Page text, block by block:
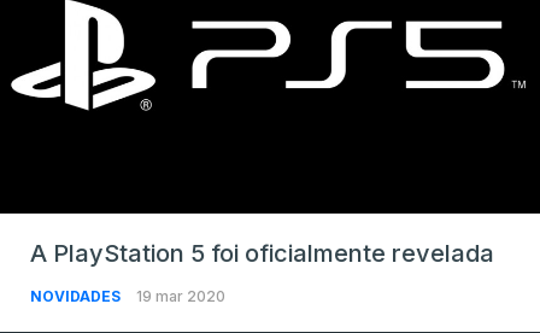
A PlayStation 5 foi oficialmente revelada
NOVIDADES 19 mar 2020